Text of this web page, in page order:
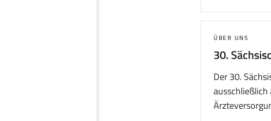
30.
THEMA:
ÜBER UNS
Der 30.
ausschließlich